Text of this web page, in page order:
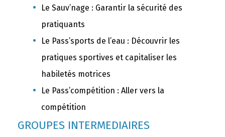
Le Sauv’nage : Garantir la sécurité des
pratiquants
Le Pass’sports de l’eau : Découvrir les
pratiques sportives et capitaliser les
habiletés motrices
Le Pass’compétition : Aller vers la
compétition
GROUPES INTERMEDIAIRES